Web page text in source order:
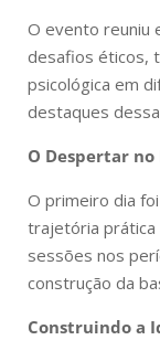
O evento reuniu
desafios éticos,
psicológica em
destaques
O Despertar no
O primeiro dia
trajetória prática
sessões nos
construção da
Construindo a